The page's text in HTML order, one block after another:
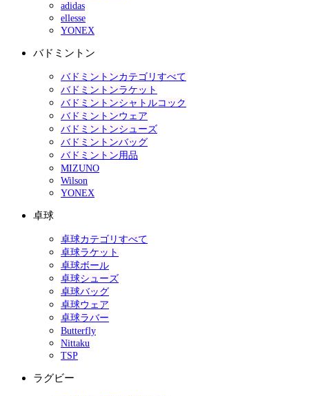
adidas
ellesse
YONEX
バドミントン
バドミントンカテゴリすべて
バドミントンラケット
バドミントンシャトルコック
バドミントンウェア
バドミントンシューズ
バドミントンバッグ
バドミントン用品
MIZUNO
Wilson
YONEX
卓球
卓球カテゴリすべて
卓球ラケット
卓球ボール
卓球シューズ
卓球バッグ
卓球ウェア
卓球ラバー
Butterfly
Nittaku
TSP
ラグビー